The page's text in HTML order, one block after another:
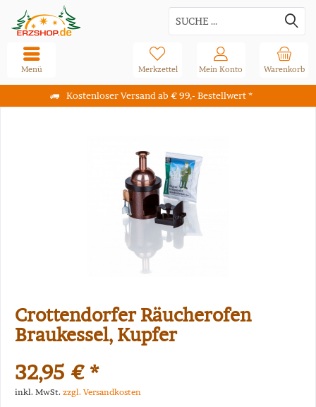
Kostenloser Versand ab € 99,- Bestellwert *
Warenkorb
Merkzettel Mein Konto
Menü
Crottendorfer Räucherofen
Braukessel, Kupfer
32,95 € *
inkl. MwSt. zzgl. Versandkosten